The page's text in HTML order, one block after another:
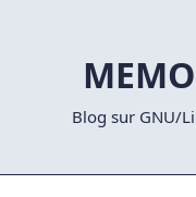
Blog sur GNU/